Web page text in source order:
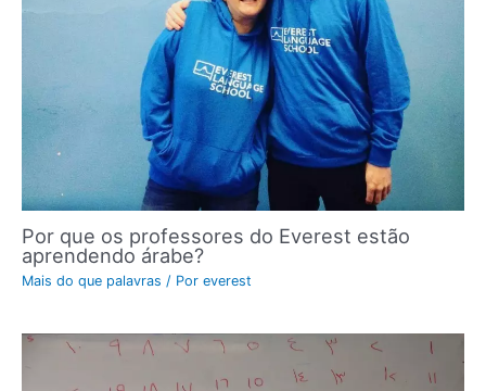
Por que os professores do Everest estão
aprendendo árabe?
Mais do que palavras / Por everest